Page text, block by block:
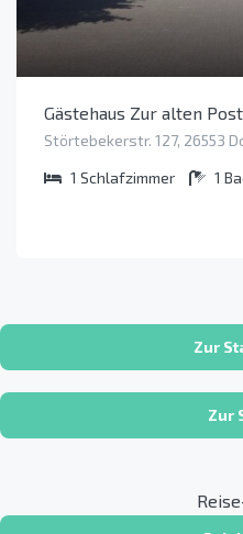
Gästehaus Zur alten
Störtebekerstr. 127, 26553
1 Schlafzimmer 1
Zur
Zur